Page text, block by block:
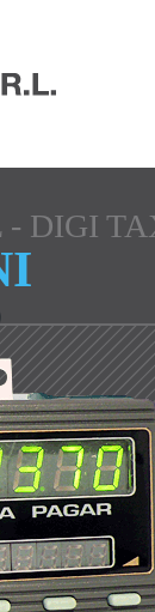
- DIGI